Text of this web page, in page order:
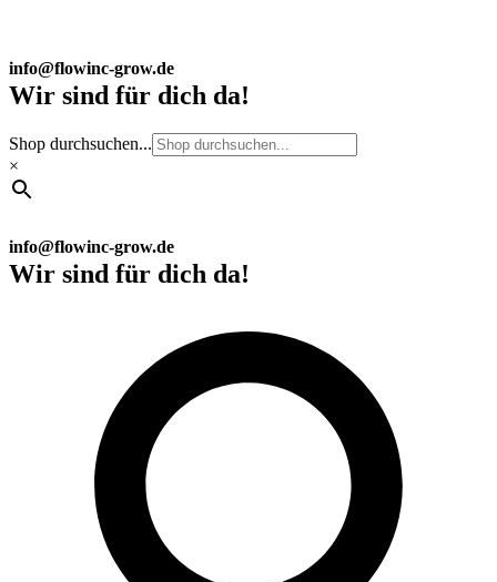
info@flowinc-grow.de
Wir sind für dich da!
Shop durchsuchen...
×
info@flowinc-grow.de
Wir sind für dich da!